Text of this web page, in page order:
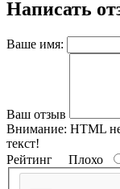
Написать
Ваше имя:
Ваш отзыв
Внимание: HTML
текст!
Рейтинг Плохо